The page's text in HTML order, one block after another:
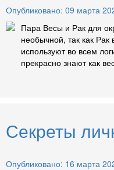
Опубликовано: 09 марта
Пара Весы и Рак для
необычной, так как
используют во всем
прекрасно знают как
Секреты
Опубликовано: 16 марта